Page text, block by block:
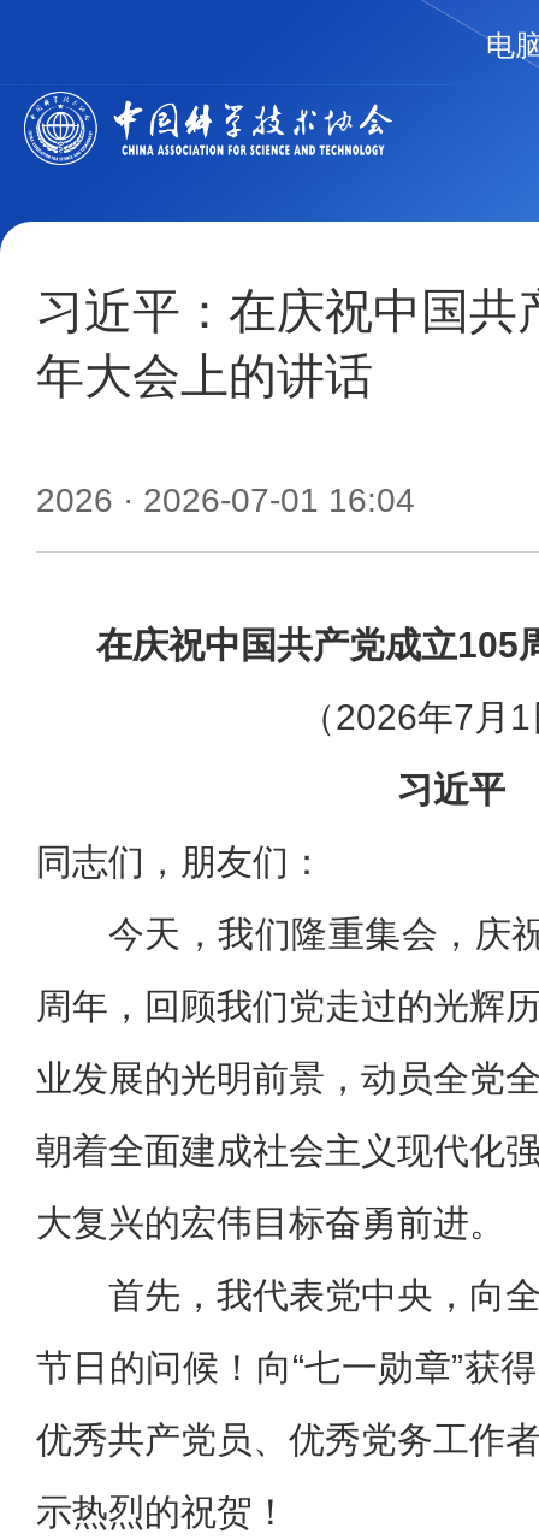
电
习近平：在庆祝中国共
年大会上的讲话
2026 · 2026-07-01 16:04
在庆祝中国共产党成立105
（2026年7月
习近平
同志们，朋友们：
今天，我们隆重集会，庆
周年，回顾我们党走过的光辉
业发展的光明前景，动员全党
朝着全面建成社会主义现代化
大复兴的宏伟目标奋勇前进。
首先，我代表党中央，向
节日的问候！向“七一勋章”获
优秀共产党员、优秀党务工作
示热烈的祝贺！